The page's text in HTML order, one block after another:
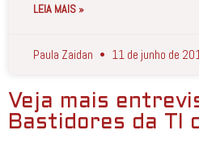
LEIA MAIS »
Paula Zaidan 11 de junho de
Veja mais
Bastidores da TI